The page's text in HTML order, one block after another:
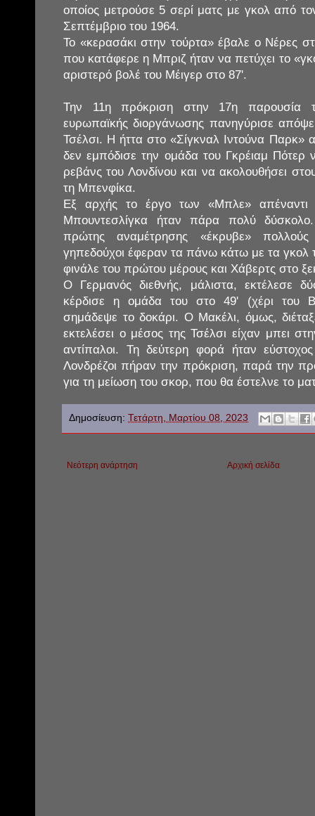
οποίος μετρούσε 5 σερί ματς με γκολ από
Σεπτέμβριο του 1964.
Το «κερασάκι στην τούρτα» έβαλε ο Νέρες
που κατάφερε η Μπριζ ήταν να πετύχει το
αριστερό βολέ του Μέιγερ στο 87'.
Την 11η πρόκριση στην 17η
ευρωπαϊκής διοργάνωσης πανηγύρισε
Τσέλσι. Η ήττα στο «Σίγκναλ Ιντούνα Παρκ»
δεν εμπόδισε την ομάδα του Γκρέιαμ Πότερ
ρεβάνς του Λονδίνου και να ακολουθήσει
τη Μπενφίκα.
Εξ αρχής το έργο των «Μπλε» απέναντι
Μπουντεσλίγκα ήταν πάρα πολύ
πρώτης αναμέτρησης «έκρυβε»
γηπεδούχοι έφεραν τα πάνω κάτω με τα γκολ
φινάλε του πρώτου μέρους και Χάβερτς στο
Ο Γερμανός διεθνής, μάλιστα, εκτέλεσε
κέρδισε η ομάδα του στο 49' (χέρι του
σημάδεψε το δοκάρι. Ο Μακέλι, όμως,
εκτελέσει ο μέσος της Τσέλσι είχαν μπει
αντίπαλοι. Τη δεύτερη φορά ήταν
Λονδρέζοι πήραν την πρόκριση, παρά την
για τη μείωση του σκορ, που θα έστελνε το
Δημοσίευση: Τετάρτη, Μαρτίου 08, 2023
Νεότερη ανάρτηση Αρχική σελίδα